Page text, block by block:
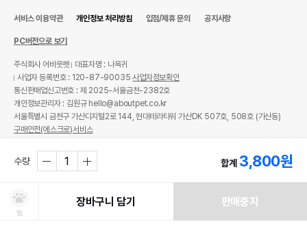
수량 합계 3,800원
찜
장바구니 담기 판매중지
서비스 이용약관 개인정보 처리방침 입점/제휴 문의 공지사항
PC버전으로 보기
주식회사 어바웃펫
대표자명 : 나옥귀
사업자 등록번호 : 120-87-90035사업자정보확인
통신판매업신고번호 : 제 2025-서울금천-2382호
개인정보관리자 : 김원규 hello@aboutpet.co.kr
서울특별시 금천구 가산디지털2로 144, 현대테라타워 가산DK 507호, 508호 (가산동)
구매안전(에스크로)서비스